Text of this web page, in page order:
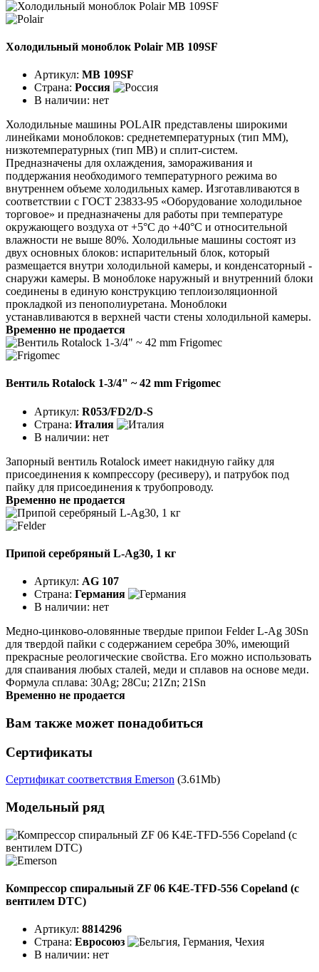
Холодильный моноблок Polair MB 109SF
Артикул: MB 109SF
Страна: Россия
В наличии: нет
Холодильные машины POLAIR представлены широкими
линейками моноблоков: среднетемпературных (тип ММ),
низкотемпературных (тип МВ) и сплит-систем.
Предназначены для охлаждения, замораживания и
поддержания необходимого температурного режима во
внутреннем объеме холодильных камер. Изготавливаются в
соответствии с ГОСТ 23833-95 «Оборудование холодильное
торговое» и предназначены для работы при температуре
окружающего воздуха от +5°C до +40°C и относительной
влажности не выше 80%. Холодильные машины состоят из
двух основных блоков: испарительный блок, который
размещается внутри холодильной камеры, и конденсаторный -
снаружи камеры. В моноблоке наружный и внутренний блоки
соединены в единую конструкцию теплоизоляционной
прокладкой из пенополиуретана. Моноблоки
устанавливаются в верхней части стены холодильной камеры.
Временно не продается
Вентиль Rotalock 1-3/4" ~ 42 mm Frigomec
Артикул: R053/FD2/D-S
Страна: Италия
В наличии: нет
Запорный вентиль Rotalock имеет накидную гайку для
присоединения к компрессору (ресиверу), и патрубок под
пайку для присоединения к трубопроводу.
Временно не продается
Припой серебряный L-Ag30, 1 кг
Артикул: AG 107
Страна: Германия
В наличии: нет
Медно-цинково-оловянные твердые припои Felder L-Ag 30Sn
для твердой пайки с содержанием серебра 30%, имеющий
прекрасные реологические свойства. Его можно использовать
для спаивания любых сталей, меди и сплавов на основе меди.
Формула сплава: 30Ag; 28Cu; 21Zn; 21Sn
Временно не продается
Вам также может понадобиться
Сертификаты
Сертификат соответствия Emerson (3.61Mb)
Модельный ряд
Компрессор спиральный ZF 06 K4E-TFD-556 Copeland (с
вентилем DTC)
Артикул: 8814296
Страна: Евросоюз
В наличии: нет